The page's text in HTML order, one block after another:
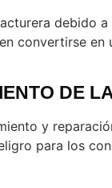
debido
convertirse en
DE
y
para los